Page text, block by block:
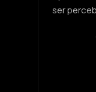
ser